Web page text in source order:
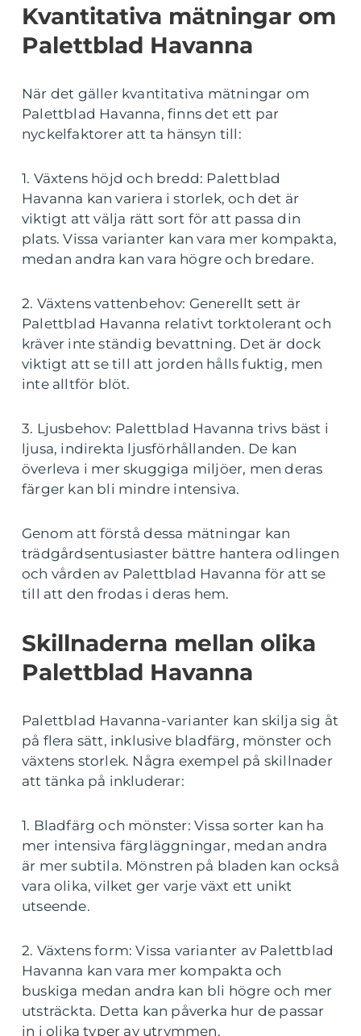
Kvantitativa mätningar om
Palettblad Havanna
När det gäller kvantitativa mätningar om
Palettblad Havanna, finns det ett par
nyckelfaktorer att ta hänsyn till:
1. Växtens höjd och bredd: Palettblad
Havanna kan variera i storlek, och det är
viktigt att välja rätt sort för att passa din
plats. Vissa varianter kan vara mer kompakta,
medan andra kan vara högre och bredare.
2. Växtens vattenbehov: Generellt sett är
Palettblad Havanna relativt torktolerant och
kräver inte ständig bevattning. Det är dock
viktigt att se till att jorden hålls fuktig, men
inte alltför blöt.
3. Ljusbehov: Palettblad Havanna trivs bäst i
ljusa, indirekta ljusförhållanden. De kan
överleva i mer skuggiga miljöer, men deras
färger kan bli mindre intensiva.
Genom att förstå dessa mätningar kan
trädgårdsentusiaster bättre hantera odlingen
och vården av Palettblad Havanna för att se
till att den frodas i deras hem.
Skillnaderna mellan olika
Palettblad Havanna
Palettblad Havanna-varianter kan skilja sig åt
på flera sätt, inklusive bladfärg, mönster och
växtens storlek. Några exempel på skillnader
att tänka på inkluderar:
1. Bladfärg och mönster: Vissa sorter kan ha
mer intensiva färgläggningar, medan andra
är mer subtila. Mönstren på bladen kan också
vara olika, vilket ger varje växt ett unikt
utseende.
2. Växtens form: Vissa varianter av Palettblad
Havanna kan vara mer kompakta och
buskiga medan andra kan bli högre och mer
utsträckta. Detta kan påverka hur de passar
in i olika typer av utrymmen.